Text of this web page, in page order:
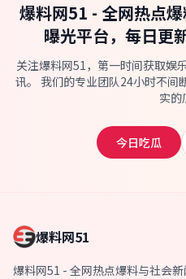
爆料网51 - 全网热点
曝光平台，每日更
关注爆料网51，第一时间获取娱
讯。 我们的专业团队24小时不间
实的
今日吃瓜
爆料网51
爆料网51 - 全网热点爆料与社会